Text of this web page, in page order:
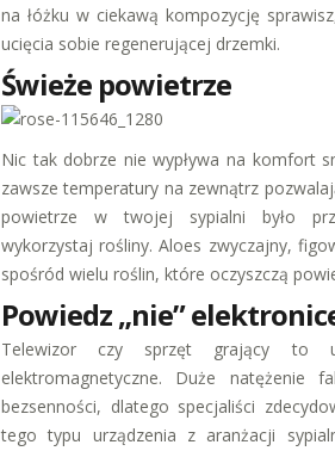
na łóżku w ciekawą kompozycję
ucięcia sobie regenerującej drzemki.
Świeże powietrze
Nic tak dobrze nie wypływa na komfort
zawsze temperatury na zewnątrz
powietrze w twojej sypialni było
wykorzystaj rośliny. Aloes zwyczajny,
spośród wielu roślin, które oczyszczą
Powiedz „nie”
Telewizor czy sprzęt grający to
elektromagnetyczne. Duże
bezsenności, dlatego specjaliści
tego typu urządzenia z aranżacji